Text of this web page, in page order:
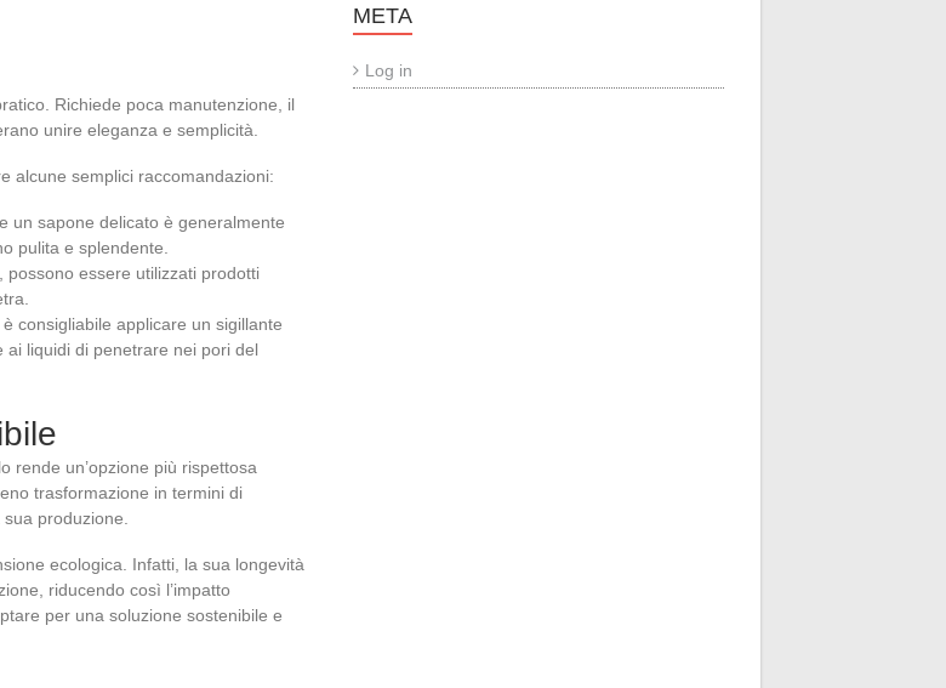
Richiede poca manutenzione, il
unire eleganza e semplicità.
alcune semplici raccomandazioni:
un sapone delicato è generalmente
pulita e splendente.
possono essere utilizzati prodotti
consigliabile applicare un sigillante
liquidi di penetrare nei pori del
rende un’opzione più rispettosa
trasformazione in termini di
produzione.
ecologica. Infatti, la sua longevità
riducendo così l’impatto
per una soluzione sostenibile e
META
Log in